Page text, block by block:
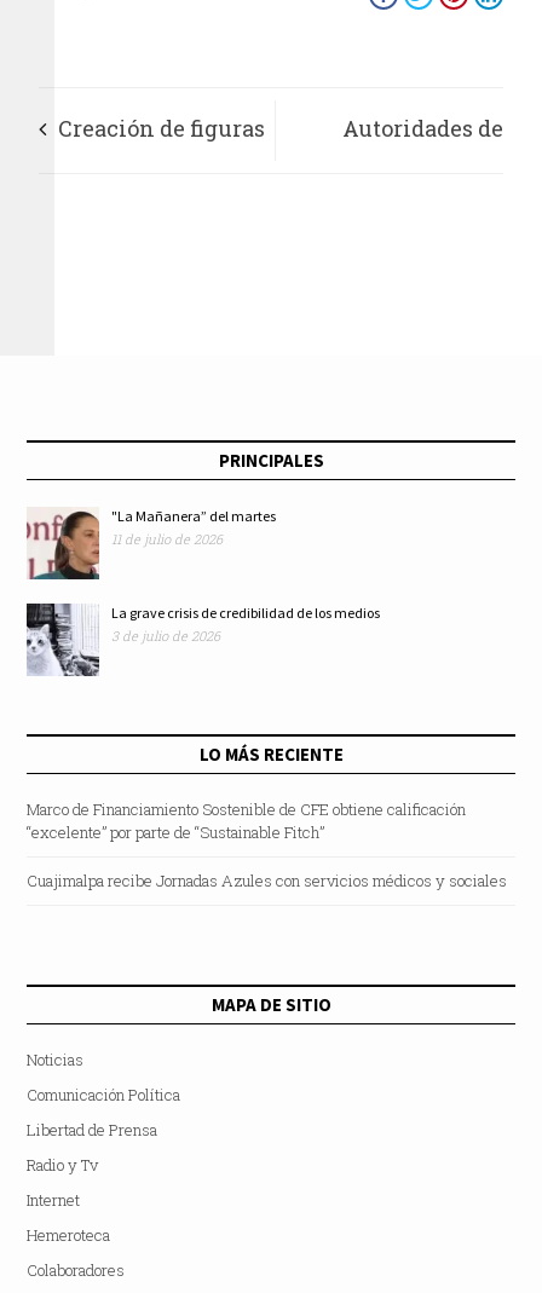
Creación de figuras Autoridades de
PRINCIPALES
"La Mañanera” del martes
11 de julio de 2026
La grave crisis de credibilidad de los medios
3 de julio de 2026
LO MÁS RECIENTE
Marco de Financiamiento Sostenible de CFE obtiene calificación
“excelente” por parte de “Sustainable Fitch”
Cuajimalpa recibe Jornadas Azules con servicios médicos y sociales
MAPA DE SITIO
Noticias
Comunicación Política
Libertad de Prensa
Radio y Tv
Internet
Hemeroteca
Colaboradores